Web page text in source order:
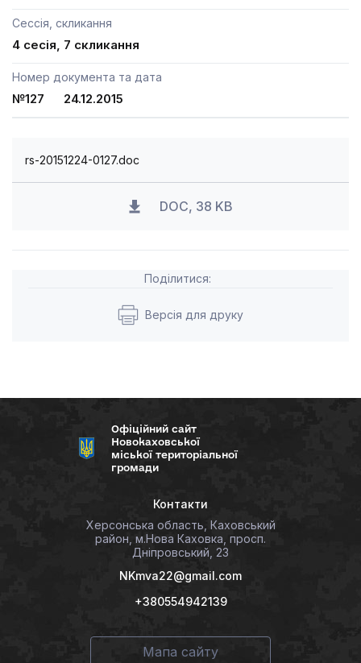
Сессія, скликання
4 сесія, 7 скликання
Номер документа та дата
№127 24.12.2015
rs-20151224-0127.doc
DOC, 38 KB
Поділитися:
Версія для друку
Офіційний сайт
Новокаховської
міської територіальної
громади
Контакти
Херсонська область, Каховський
район, м.Нова Каховка, просп.
Дніпровський, 23
NKmva22@gmail.com
+380554942139
Мапа сайту